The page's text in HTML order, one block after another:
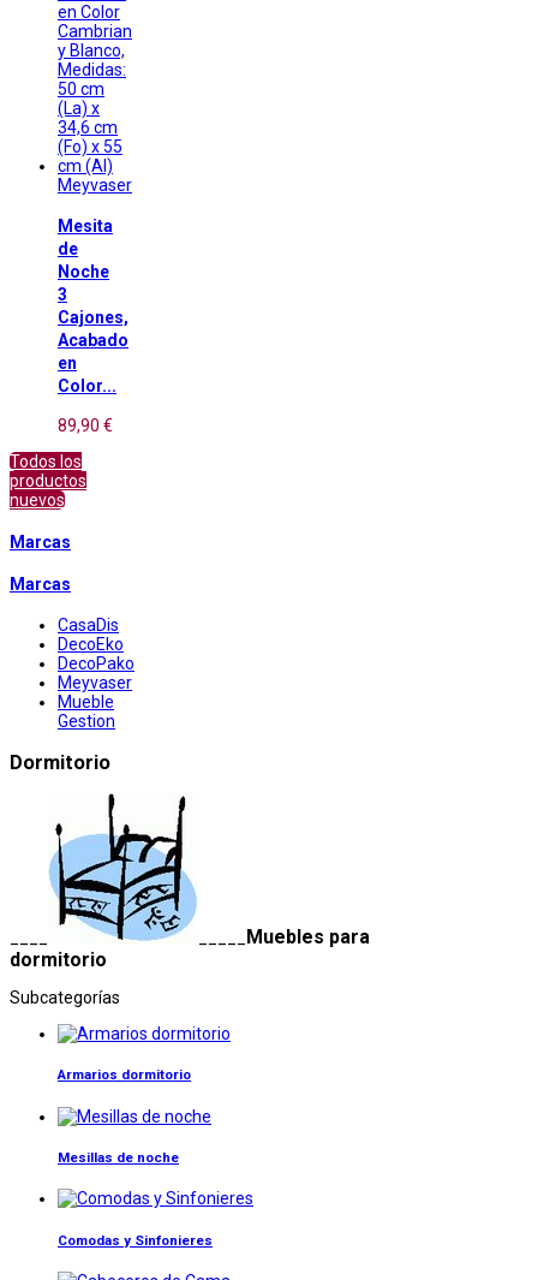
Meyvaser
Mesita
de
Noche
3
Cajones,
Acabado
en
Color...
89,90 €
Todos los
productos
nuevos
Marcas
Marcas
CasaDis
DecoEko
DecoPako
Meyvaser
Mueble
Gestion
Dormitorio
Muebles para
dormitorio
Subcategorías
Armarios dormitorio
Mesillas de noche
Comodas y Sinfonieres